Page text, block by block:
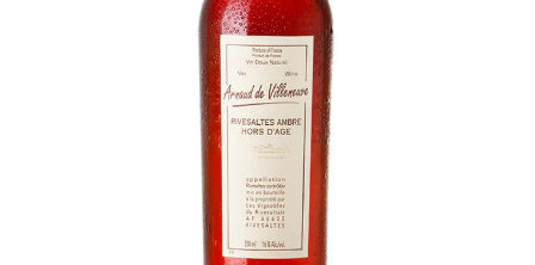
Alcoholvrije dranken